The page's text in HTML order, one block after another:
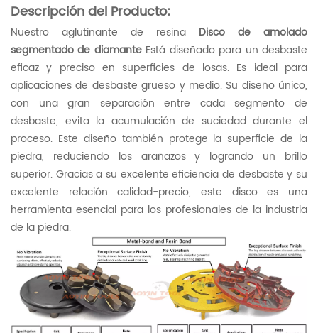
Descripción del Producto:
Nuestro aglutinante de resina Disco de amolado
segmentado de diamanteEstá diseñado para un desbaste
eficaz y preciso en superficies de losas. Es ideal para
aplicaciones de desbaste grueso y medio. Su diseño único,
con una gran separación entre cada segmento de
desbaste, evita la acumulación de suciedad durante el
proceso. Este diseño también protege la superficie de la
piedra, reduciendo los arañazos y logrando un brillo
superior. Gracias a su excelente eficiencia de desbaste y su
excelente relación calidad-precio, este disco es una
herramienta esencial para los profesionales de la industria
de la piedra.